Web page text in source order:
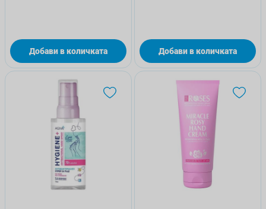
Добави в количката Добави в количката